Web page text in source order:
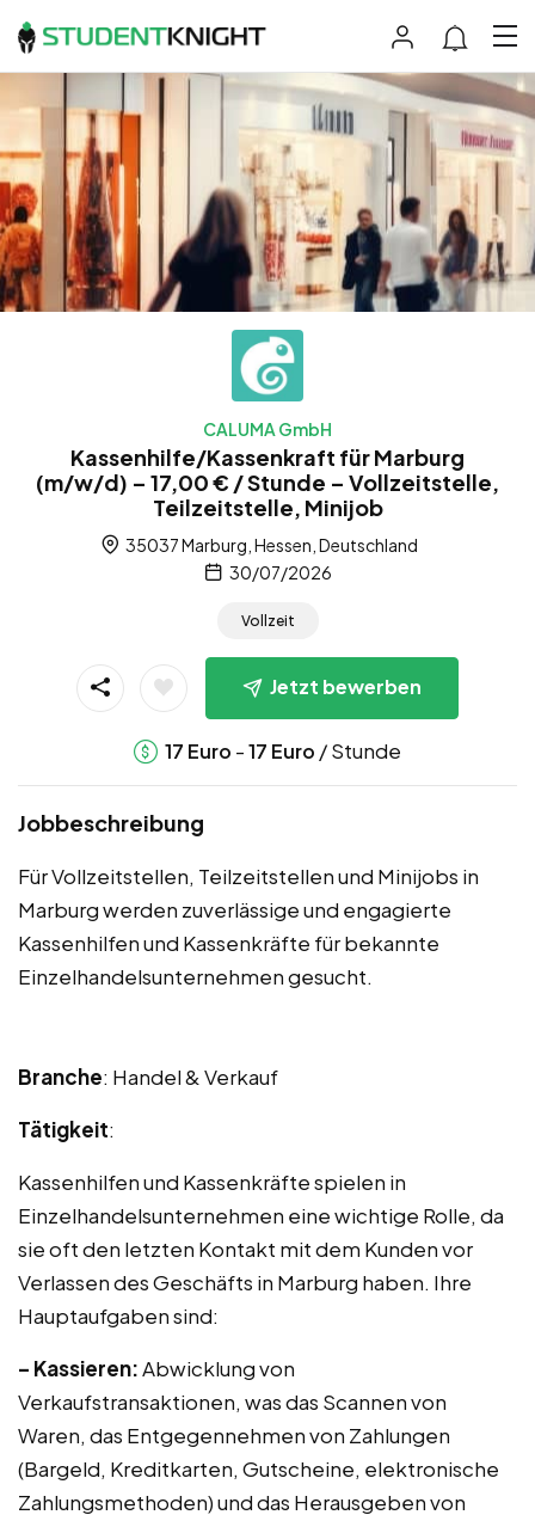
CALUMA GmbH
Kassenhilfe/Kassenkraft für Marburg
(m/w/d) – 17,00 € / Stunde – Vollzeitstelle,
Teilzeitstelle, Minijob
35037 Marburg, Hessen, Deutschland
30/07/2026
Vollzeit
Jetzt bewerben
17 Euro -17 Euro / Stunde
Jobbeschreibung
Für Vollzeitstellen, Teilzeitstellen und Minijobs in
Marburg werden zuverlässige und engagierte
Kassenhilfen und Kassenkräfte für bekannte
Einzelhandelsunternehmen gesucht.
Branche: Handel & Verkauf
Tätigkeit:
Kassenhilfen und Kassenkräfte spielen in
Einzelhandelsunternehmen eine wichtige Rolle, da
sie oft den letzten Kontakt mit dem Kunden vor
Verlassen des Geschäfts in Marburg haben. Ihre
Hauptaufgaben sind:
– Kassieren:Abwicklung von
Verkaufstransaktionen, was das Scannen von
Waren, das Entgegennehmen von Zahlungen
(Bargeld, Kreditkarten, Gutscheine, elektronische
Zahlungsmethoden) und das Herausgeben von